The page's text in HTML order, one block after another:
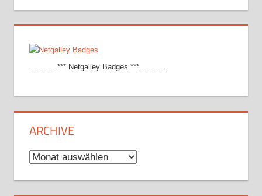
............*** Netgalley Badges ***............
ARCHIVE
Archive